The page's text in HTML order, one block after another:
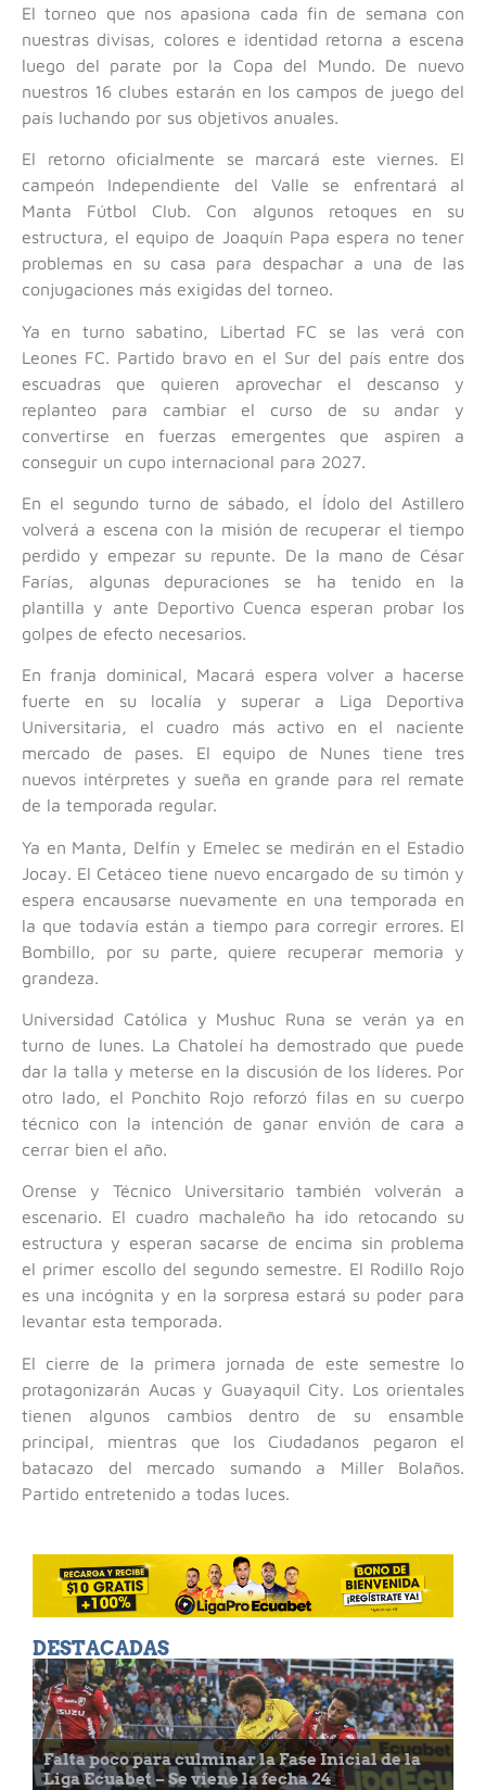
El torneo que nos apasiona cada fin de semana con
nuestras divisas, colores e identidad retorna a escena
luego del parate por la Copa del Mundo. De nuevo
nuestros 16 clubes estarán en los campos de juego del
país luchando por sus objetivos anuales.
El retorno oficialmente se marcará este viernes. El
campeón Independiente del Valle se enfrentará al
Manta Fútbol Club. Con algunos retoques en su
estructura, el equipo de Joaquín Papa espera no tener
problemas en su casa para despachar a una de las
conjugaciones más exigidas del torneo.
Ya en turno sabatino, Libertad FC se las verá con
Leones FC. Partido bravo en el Sur del país entre dos
escuadras que quieren aprovechar el descanso y
replanteo para cambiar el curso de su andar y
convertirse en fuerzas emergentes que aspiren a
conseguir un cupo internacional para 2027.
En el segundo turno de sábado, el Ídolo del Astillero
volverá a escena con la misión de recuperar el tiempo
perdido y empezar su repunte. De la mano de César
Farías, algunas depuraciones se ha tenido en la
plantilla y ante Deportivo Cuenca esperan probar los
golpes de efecto necesarios.
En franja dominical, Macará espera volver a hacerse
fuerte en su localía y superar a Liga Deportiva
Universitaria, el cuadro más activo en el naciente
mercado de pases. El equipo de Nunes tiene tres
nuevos intérpretes y sueña en grande para rel remate
de la temporada regular.
Ya en Manta, Delfín y Emelec se medirán en el Estadio
Jocay. El Cetáceo tiene nuevo encargado de su timón y
espera encausarse nuevamente en una temporada en
la que todavía están a tiempo para corregir errores. El
Bombillo, por su parte, quiere recuperar memoria y
grandeza.
Universidad Católica y Mushuc Runa se verán ya en
turno de lunes. La Chatoleí ha demostrado que puede
dar la talla y meterse en la discusión de los líderes. Por
otro lado, el Ponchito Rojo reforzó filas en su cuerpo
técnico con la intención de ganar envión de cara a
cerrar bien el año.
Orense y Técnico Universitario también volverán a
escenario. El cuadro machaleño ha ido retocando su
estructura y esperan sacarse de encima sin problema
el primer escollo del segundo semestre. El Rodillo Rojo
es una incógnita y en la sorpresa estará su poder para
levantar esta temporada.
El cierre de la primera jornada de este semestre lo
protagonizarán Aucas y Guayaquil City. Los orientales
tienen algunos cambios dentro de su ensamble
principal, mientras que los Ciudadanos pegaron el
batacazo del mercado sumando a Miller Bolaños.
Partido entretenido a todas luces.
DESTACADAS
Falta poco para culminar la Fase Inicial de la
Liga Ecuabet – Se viene la fecha 24